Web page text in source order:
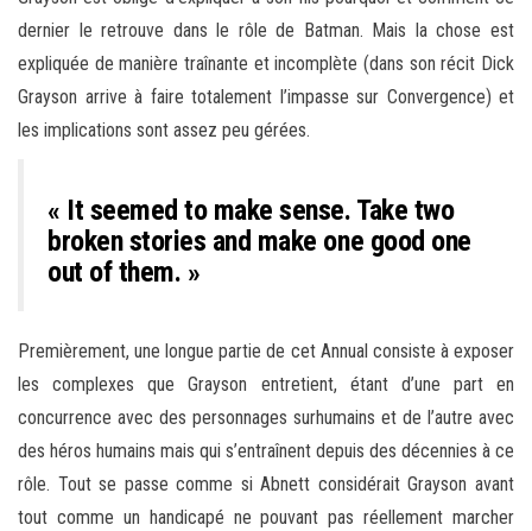
dernier le retrouve dans le rôle de Batman. Mais la chose est
expliquée de manière traînante et incomplète (dans son récit Dick
Grayson arrive à faire totalement l’impasse sur Convergence) et
les implications sont assez peu gérées.
« It seemed to make sense. Take two
broken stories and make one good one
out of them. »
Premièrement, une longue partie de cet Annual consiste à exposer
les complexes que Grayson entretient, étant d’une part en
concurrence avec des personnages surhumains et de l’autre avec
des héros humains mais qui s’entraînent depuis des décennies à ce
rôle. Tout se passe comme si Abnett considérait Grayson avant
tout comme un handicapé ne pouvant pas réellement marcher